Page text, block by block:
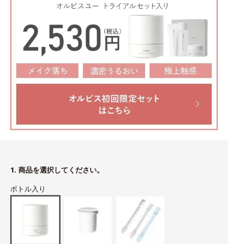
1. 商品を選択してください。
ボトル入り